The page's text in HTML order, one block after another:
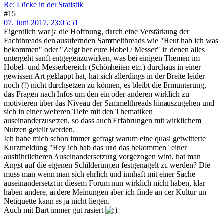
Re: Lücke in der Statistik
#15
07. Juni 2017, 23:05:51
Eigentlich war ja die Hoffnung, durch eine Verstärkung der
Fachthreads den ausufernden Sammelthreads wie "Heut hab ich was
bekommen" oder "Zeigt her eure Hobel / Messer" in denen alles
untergeht sanft entgegenzuwirken, was bei einigen Themen im
Hobel- und Messerbereich (Schönheiten etc.) durchaus in einer
gewissen Art geklappt hat, hat sich allerdings in der Breite leider
noch (!) nicht durchsetzen zu können, es bleibt die Ermunterung,
das Fragen nach Infos um den ein oder anderen wirklich zu
motivieren über das Niveau der Sammelthreads hinauszugehen und
sich in einer weiteren Tiefe mit den Thematiken
auseinanderzusetzen, so dass auch Erfahrungen mit wirklichem
Nutzen geteilt werden.
Ich habe mich schon immer gefragt warum eine quasi getwitterte
Kurzmeldung "Hey ich hab das und das bekommen" einer
ausführlicheren Auseinandersetzung vorgezogen wird, hat man
Angst auf die eigenen Schilderungen festgenagelt zu werden? Die
muss man wenn man sich ehrlich und innhaft mit einer Sache
auseinandersetzt in diesem Forum nun wirklich nicht haben, klar
haben andere, andere Meinungen aber ich finde an der Kultur un
Netiquette kann es ja nicht liegen.
Auch mit Bart immer gut rasiert